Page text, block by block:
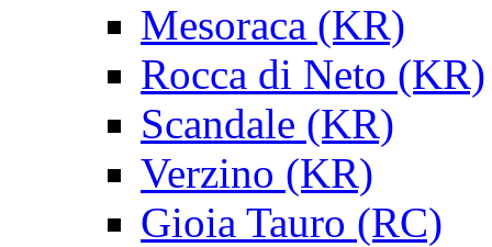
Mesoraca (KR)
Rocca di Neto (KR)
Scandale (KR)
Verzino (KR)
Gioia Tauro (RC)